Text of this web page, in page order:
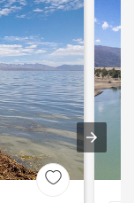
